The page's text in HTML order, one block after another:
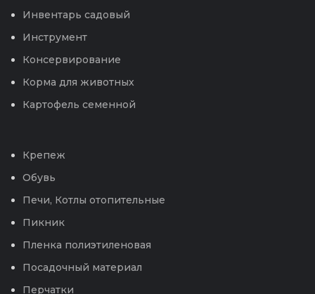
Инвентарь садовый
Инструмент
Консервирование
Корма для животных
Картофель семенной
Крепеж
Обувь
Печи, Котлы отопительные
Пикник
Пленка полиэтиленовая
Посадочный материал
Перчатки